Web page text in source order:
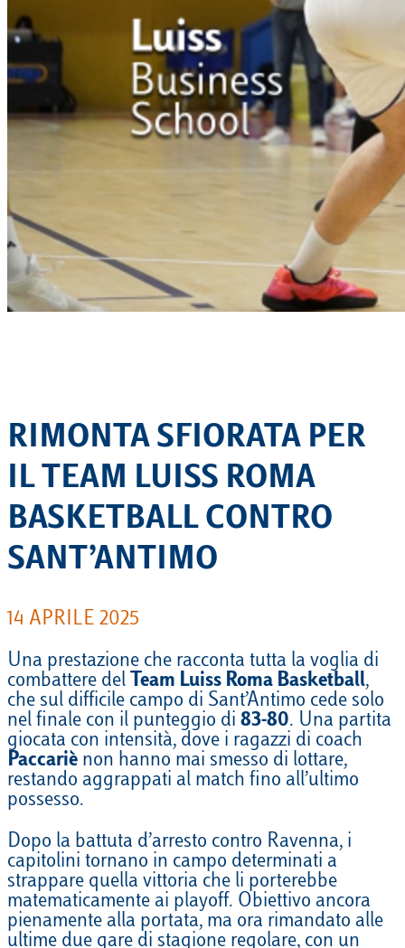
RIMONTA SFIORATA PER
IL TEAM LUISS ROMA
BASKETBALL CONTRO
SANT’ANTIMO
14 APRILE 2025
Una prestazione che racconta tutta la voglia di
combattere del Team Luiss Roma Basketball,
che sul difficile campo di Sant’Antimo cede solo
nel finale con il punteggio di 83-80. Una partita
giocata con intensità, dove i ragazzi di coach
Paccariè non hanno mai smesso di lottare,
restando aggrappati al match fino all’ultimo
possesso.
Dopo la battuta d’arresto contro Ravenna, i
capitolini tornano in campo determinati a
strappare quella vittoria che li porterebbe
matematicamente ai playoff. Obiettivo ancora
pienamente alla portata, ma ora rimandato alle
ultime due gare di stagione regolare, con un